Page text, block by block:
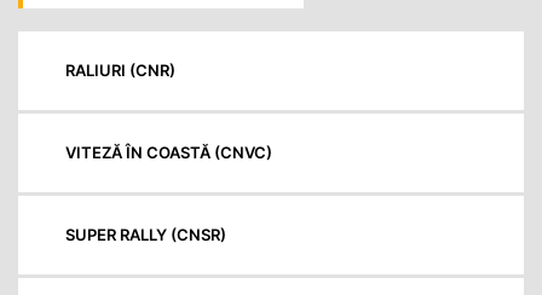
RALIURI (CNR)
VITEZĂ ÎN COASTĂ (CNVC)
SUPER RALLY (CNSR)